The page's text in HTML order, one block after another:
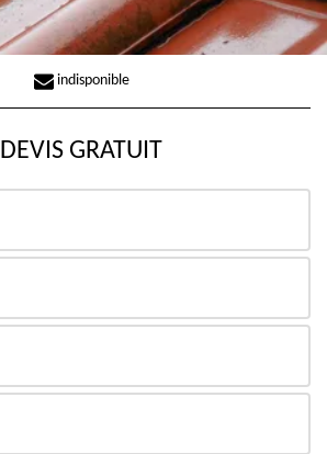
indisponible
DEVIS GRATUIT